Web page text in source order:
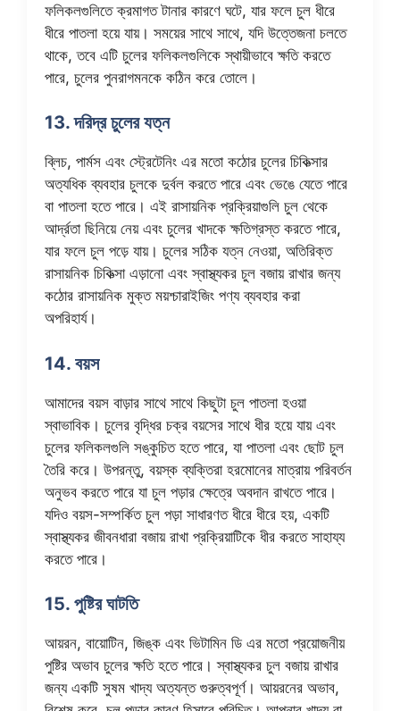
ফলিকলগুলিতে ক্রমাগত টানার কারণে ঘটে, যার ফলে চুল ধীরে
ধীরে পাতলা হয়ে যায়। সময়ের সাথে সাথে, যদি উত্তেজনা চলতে
থাকে, তবে এটি চুলের ফলিকলগুলিকে স্থায়ীভাবে ক্ষতি করতে
পারে, চুলের পুনরাগমনকে কঠিন করে তোলে।
13. দরিদ্র চুলের যত্ন
ব্লিচ, পার্মস এবং স্ট্রেটেনিং এর মতো কঠোর চুলের চিকিত্সার
অত্যধিক ব্যবহার চুলকে দুর্বল করতে পারে এবং ভেঙে যেতে পারে
বা পাতলা হতে পারে। এই রাসায়নিক প্রক্রিয়াগুলি চুল থেকে
আর্দ্রতা ছিনিয়ে নেয় এবং চুলের খাদকে ক্ষতিগ্রস্ত করতে পারে,
যার ফলে চুল পড়ে যায়। চুলের সঠিক যত্ন নেওয়া, অতিরিক্ত
রাসায়নিক চিকিত্সা এড়ানো এবং স্বাস্থ্যকর চুল বজায় রাখার জন্য
কঠোর রাসায়নিক মুক্ত ময়শ্চারাইজিং পণ্য ব্যবহার করা
অপরিহার্য।
14. বয়স
আমাদের বয়স বাড়ার সাথে সাথে কিছুটা চুল পাতলা হওয়া
স্বাভাবিক। চুলের বৃদ্ধির চক্র বয়সের সাথে ধীর হয়ে যায় এবং
চুলের ফলিকলগুলি সঙ্কুচিত হতে পারে, যা পাতলা এবং ছোট চুল
তৈরি করে। উপরন্তু, বয়স্ক ব্যক্তিরা হরমোনের মাত্রায় পরিবর্তন
অনুভব করতে পারে যা চুল পড়ার ক্ষেত্রে অবদান রাখতে পারে।
যদিও বয়স-সম্পর্কিত চুল পড়া সাধারণত ধীরে ধীরে হয়, একটি
স্বাস্থ্যকর জীবনধারা বজায় রাখা প্রক্রিয়াটিকে ধীর করতে সাহায্য
করতে পারে।
15. পুষ্টির ঘাটতি
আয়রন, বায়োটিন, জিঙ্ক এবং ভিটামিন ডি এর মতো প্রয়োজনীয়
পুষ্টির অভাব চুলের ক্ষতি হতে পারে। স্বাস্থ্যকর চুল বজায় রাখার
জন্য একটি সুষম খাদ্য অত্যন্ত গুরুত্বপূর্ণ। আয়রনের অভাব,